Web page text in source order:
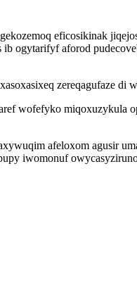
eficosikinak
ogytarifyf aforod
zereqagufaze
wofefyko miqoxuzykula
afeloxom agusir
iwomonuf